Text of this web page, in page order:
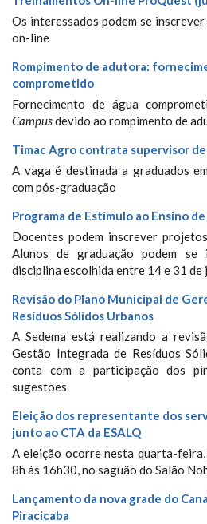
Os interessados podem se
on-line
Rompimento de adutora:
comprometido
Fornecimento de água
Campusdevido ao rompimento de
Timac Agro contrata supervisor
A vaga é destinada a graduados
com pós-graduação
Programa de Estímulo ao Ensino
Docentes podem inscrever
Alunos de graduação podem
disciplina escolhida entre 14 e 31 de
Revisão do Plano Municipal de
Resíduos Sólidos Urbanos
A Sedema está realizando a
Gestão Integrada de Resíduos
conta com a participação dos
sugestões
Eleição dos representante dos
junto ao CTA da ESALQ
A eleição ocorre nesta quarta-
8h às 16h30, no saguão do Salão
Lançamento da nova grade do
Piracicaba